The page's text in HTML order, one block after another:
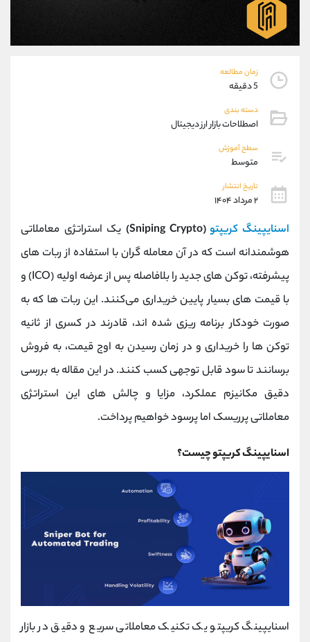
زمان مطالعه
5 دقیقه
دسته بندی
اصطلاحات بازار ارز دیجیتال
سطح آموزش
متوسط
تاریخ انتشار
۲ مرداد ۱۴۰۴
اسنایپینگ کریپتو(Sniping Crypto)
یک استراتژی معاملاتی
هوشمندانه است که در آن معامله‌ گران با استفاده از ربات‌ های
پیشرفته، توکن ‌های جدید را بلافاصله پس از عرضه اولیه (ICO) و
با قیمت‌ های بسیار پایین خریداری می‌کنند. این ربات ‌ها که به
صورت خودکار برنامه‌ ریزی شده ‌اند، قادرند در کسری از ثانیه
توکن‌ ها را خریداری و در زمان رسیدن به اوج قیمت، به فروش
برسانند تا سود قابل توجهی کسب کنند. در این مقاله به بررسی
دقیق مکانیزم عملکرد، مزایا و چالش ‌های این استراتژی
معاملاتی پرریسک اما پرسود خواهیم پرداخت.
اسنایپینگ کریپتو چیست؟
اسنایپینگ کریپتو یک تکنیک معاملاتی سریع و دقیق در بازار
واتساپ
تلگرام
پشتیبان فروش
موبایل
اطلاعات تماس
تلفن 021-22021030
021-22021040
بدون پیش شماره
اینستاگرام @alireza.mehrabii
کانال تلگرام @alirezamehrabi_com
@alirezamehrabi_official